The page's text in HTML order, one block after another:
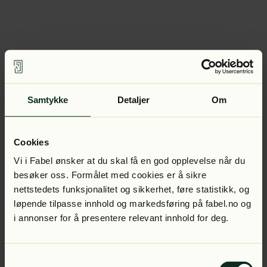
Samtykke Detaljer Om
Cookies
Vi i Fabel ønsker at du skal få en god opplevelse når du
besøker oss. Formålet med cookies er å sikre
nettstedets funksjonalitet og sikkerhet, føre statistikk, og
løpende tilpasse innhold og markedsføring på fabel.no og
i annonser for å presentere relevant innhold for deg.